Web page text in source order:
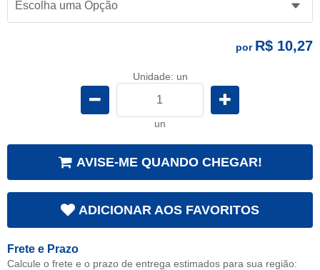
por R$ 10,27
Unidade: un
un
AVISE-ME QUANDO CHEGAR!
ADICIONAR AOS FAVORITOS
Frete e Prazo
Calcule o frete e o prazo de entrega estimados para sua região: